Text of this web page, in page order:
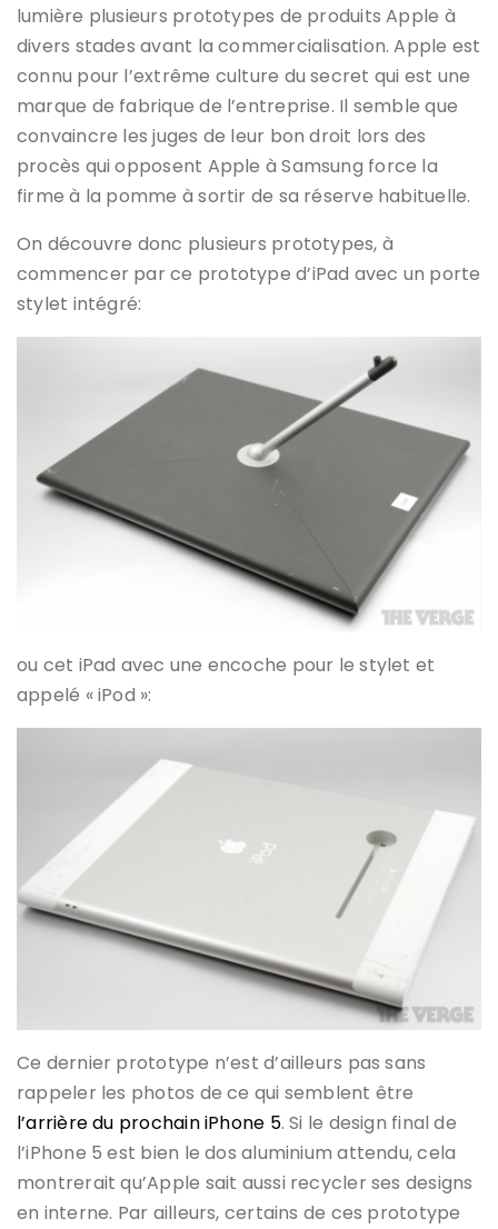
lumière plusieurs prototypes de produits Apple à
divers stades avant la commercialisation. Apple est
connu pour l’extrême culture du secret qui est une
marque de fabrique de l’entreprise. Il semble que
convaincre les juges de leur bon droit lors des
procès qui opposent Apple à Samsung force la
firme à la pomme à sortir de sa réserve habituelle.
On découvre donc plusieurs prototypes, à
commencer par ce prototype d’iPad avec un porte
stylet intégré:
ou cet iPad avec une encoche pour le stylet et
appelé « iPod »:
Ce dernier prototype n’est d’ailleurs pas sans
rappeler les photos de ce qui semblent être
l’arrière du prochain iPhone 5. Si le design final de
l’iPhone 5 est bien le dos aluminium attendu, cela
montrerait qu’Apple sait aussi recycler ses designs
en interne. Par ailleurs, certains de ces prototype